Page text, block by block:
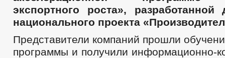
РЕГЛАМЕНТ РАССМОТРЕНИЯ ОБРАЩЕНИЙ
экспортного роста», разработанной
национального проекта
Представители компаний прошли
программы и получили информационно-